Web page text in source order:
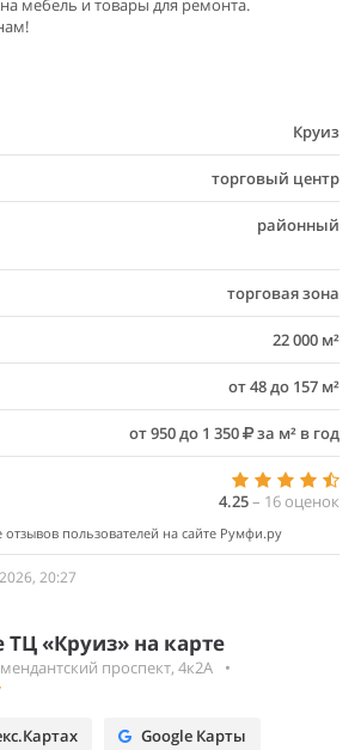
мебель и товары для ремонта.
Круиз
торговый центр
районный
торговая зона
22 000 м²
от 48 до 157 м²
от 950 до 1 350 за м² в год
4.25– 16 оценок
пользователей на сайте Румфи.ру
20:27
«Круиз» на карте
проспект, 4к2А
•
Google Карты